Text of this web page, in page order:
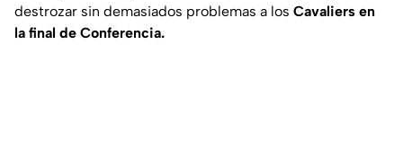
destrozar sin demasiados problemas a los Cavaliers en
la final de Conferencia.